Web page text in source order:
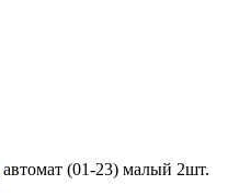
автомат (01-23) малый 2шт.